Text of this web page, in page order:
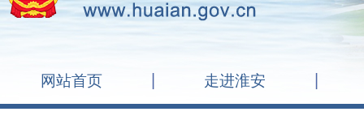
网站首页 走进淮安